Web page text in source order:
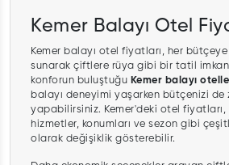
Kemer Balayı Otel
Kemer balayı otel fiyatları, her
sunarak çiftlere rüya gibi bir tatil
konforun buluştuğu Kemer balayı
balayı deneyimi yaşarken bütçenizi
yapabilirsiniz. Kemer'deki otel fiyatları,
hizmetler, konumları ve sezon gibi
olarak değişiklik gösterebilir.